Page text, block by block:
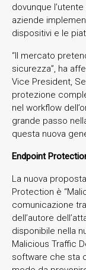
dovunque
aziende
dispositivi e le
“Il mercato
sicurezza”, ha
Vice President,
protezione
nel workflow
grande passo
questa nuova
Endpoint
La nuova
Protection è
comunicazione
dell’autore
disponibile nella
Malicious Traffic
software che sta